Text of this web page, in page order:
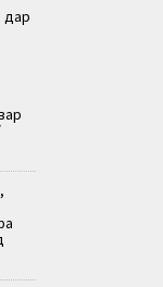
дар